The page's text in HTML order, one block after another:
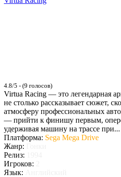
4.8/5 - (9 голосов)
Virtua Racing — это легендарная
не столько рассказывает сюжет,
атмосферу профессиональных
— прийти к финишу первым,
удерживая машину на трассе при...
Платформа: Sega Mega Drive
Жанр:
Релиз:
Игроков:
Язык: